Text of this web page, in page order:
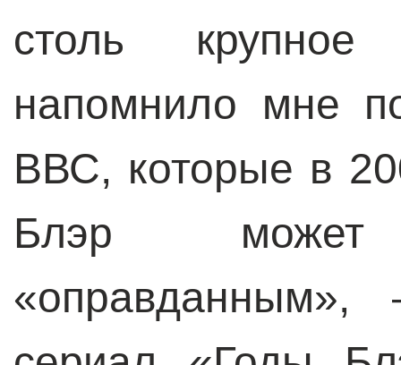
столь крупное
напомнило мне
ВВС, которые в
Блэр